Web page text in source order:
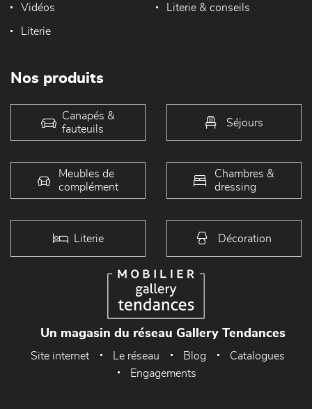
Vidéos Literie & conseils
Literie
Nos produits
Canapés &
fauteuils
Séjours
Meubles de
complément
Chambres &
dressing
Literie Décoration
Un magasin du réseau Gallery Tendances
Site internet Le réseau Blog
Catalogues
Engagements